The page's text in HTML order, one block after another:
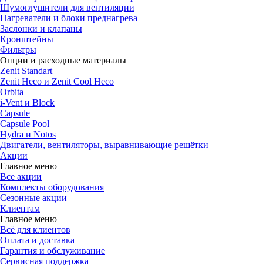
Шумоглушители для вентиляции
Нагреватели и блоки преднагрева
Заслонки и клапаны
Кронштейны
Фильтры
Опции и расходные материалы
Zenit Standart
Zenit Heco и Zenit Cool Heco
Orbita
i-Vent и Block
Capsule
Capsule Pool
Hydra и Notos
Двигатели, вентиляторы, выравнивающие решётки
Акции
Главное меню
Все акции
Комплекты оборудования
Сезонные акции
Клиентам
Главное меню
Всё для клиентов
Оплата и доставка
Гарантия и обслуживание
Сервисная поддержка